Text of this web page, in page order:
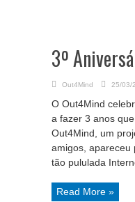
3º
Out4Mind 25/03/
O Out4Mind
a fazer 3 anos
Out4Mind, um
amigos, apareceu
tão pululada
Read More »